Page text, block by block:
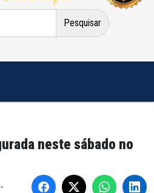
neste sábado no